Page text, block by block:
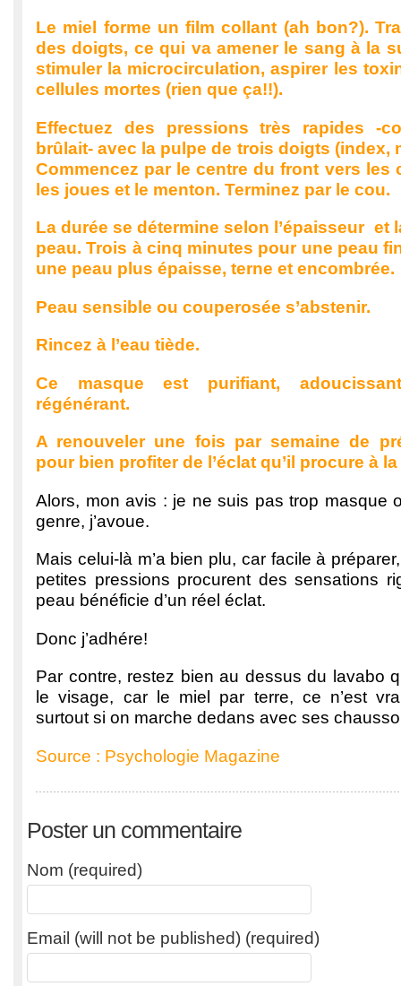
Le miel forme un film collant (ah bon?).
des doigts, ce qui va amener le sang à la
stimuler la microcirculation, aspirer les
cellules mortes (rien que ça!!).
Effectuez des pressions très rapides -
brûlait- avec la pulpe de trois doigts (index,
Commencez par le centre du front vers les
les joues et le menton. Terminez par le cou.
La durée se détermine selon l’épaisseur et
peau. Trois à cinq minutes pour une peau
une peau plus épaisse, terne et encombrée.
Peau sensible ou couperosée s’abstenir.
Rincez à l’eau tiède.
Ce masque est purifiant,
régénérant.
A renouveler une fois par semaine de
pour bien profiter de l’éclat qu’il procure à
Alors, mon avis : je ne suis pas trop masque
genre, j’avoue.
Mais celui-là m’a bien plu, car facile à
petites pressions procurent des sensations
peau bénéficie d’un réel éclat.
Donc j’adhére!
Par contre, restez bien au dessus du lavabo
le visage, car le miel par terre, ce n’est
surtout si on marche dedans avec ses
Source : Psychologie Magazine
Poster un commentaire
Nom (required)
Email (will not be published) (required)